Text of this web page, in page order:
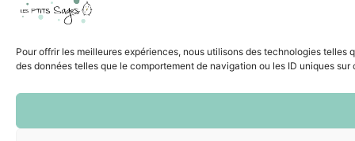
Pour offrir les meilleures expériences, nous utilisons des technologies
des données telles que le comportement de navigation ou les ID uniques